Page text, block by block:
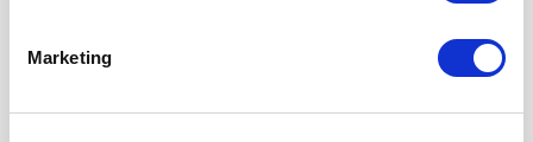
Marketing
2022. december